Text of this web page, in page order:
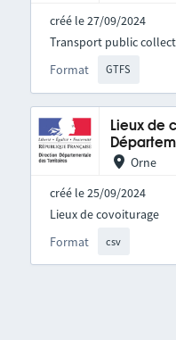
créé le 27/09/2024
Format GTFS
Transport public
Lieux de
Orne
créé le 25/09/2024
Format csv
Lieux de covoiturage